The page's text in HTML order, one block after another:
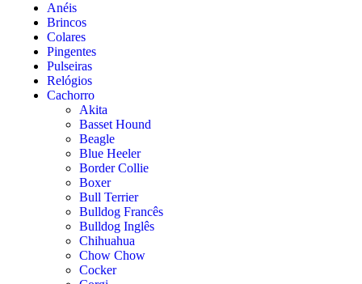
Anéis
Brincos
Colares
Pingentes
Pulseiras
Relógios
Cachorro
Akita
Basset Hound
Beagle
Blue Heeler
Border Collie
Boxer
Bull Terrier
Bulldog Francês
Bulldog Inglês
Chihuahua
Chow Chow
Cocker